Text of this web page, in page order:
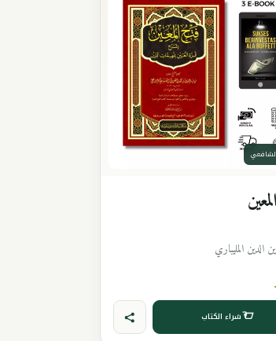
الدين المليباري
شراء الكتاب